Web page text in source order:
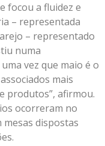
focou a fluidez e
– representada
– representado
numa
vez que maio é o
mais
produtos”, afirmou.
ocorreram no
dispostas